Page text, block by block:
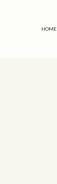
HOME